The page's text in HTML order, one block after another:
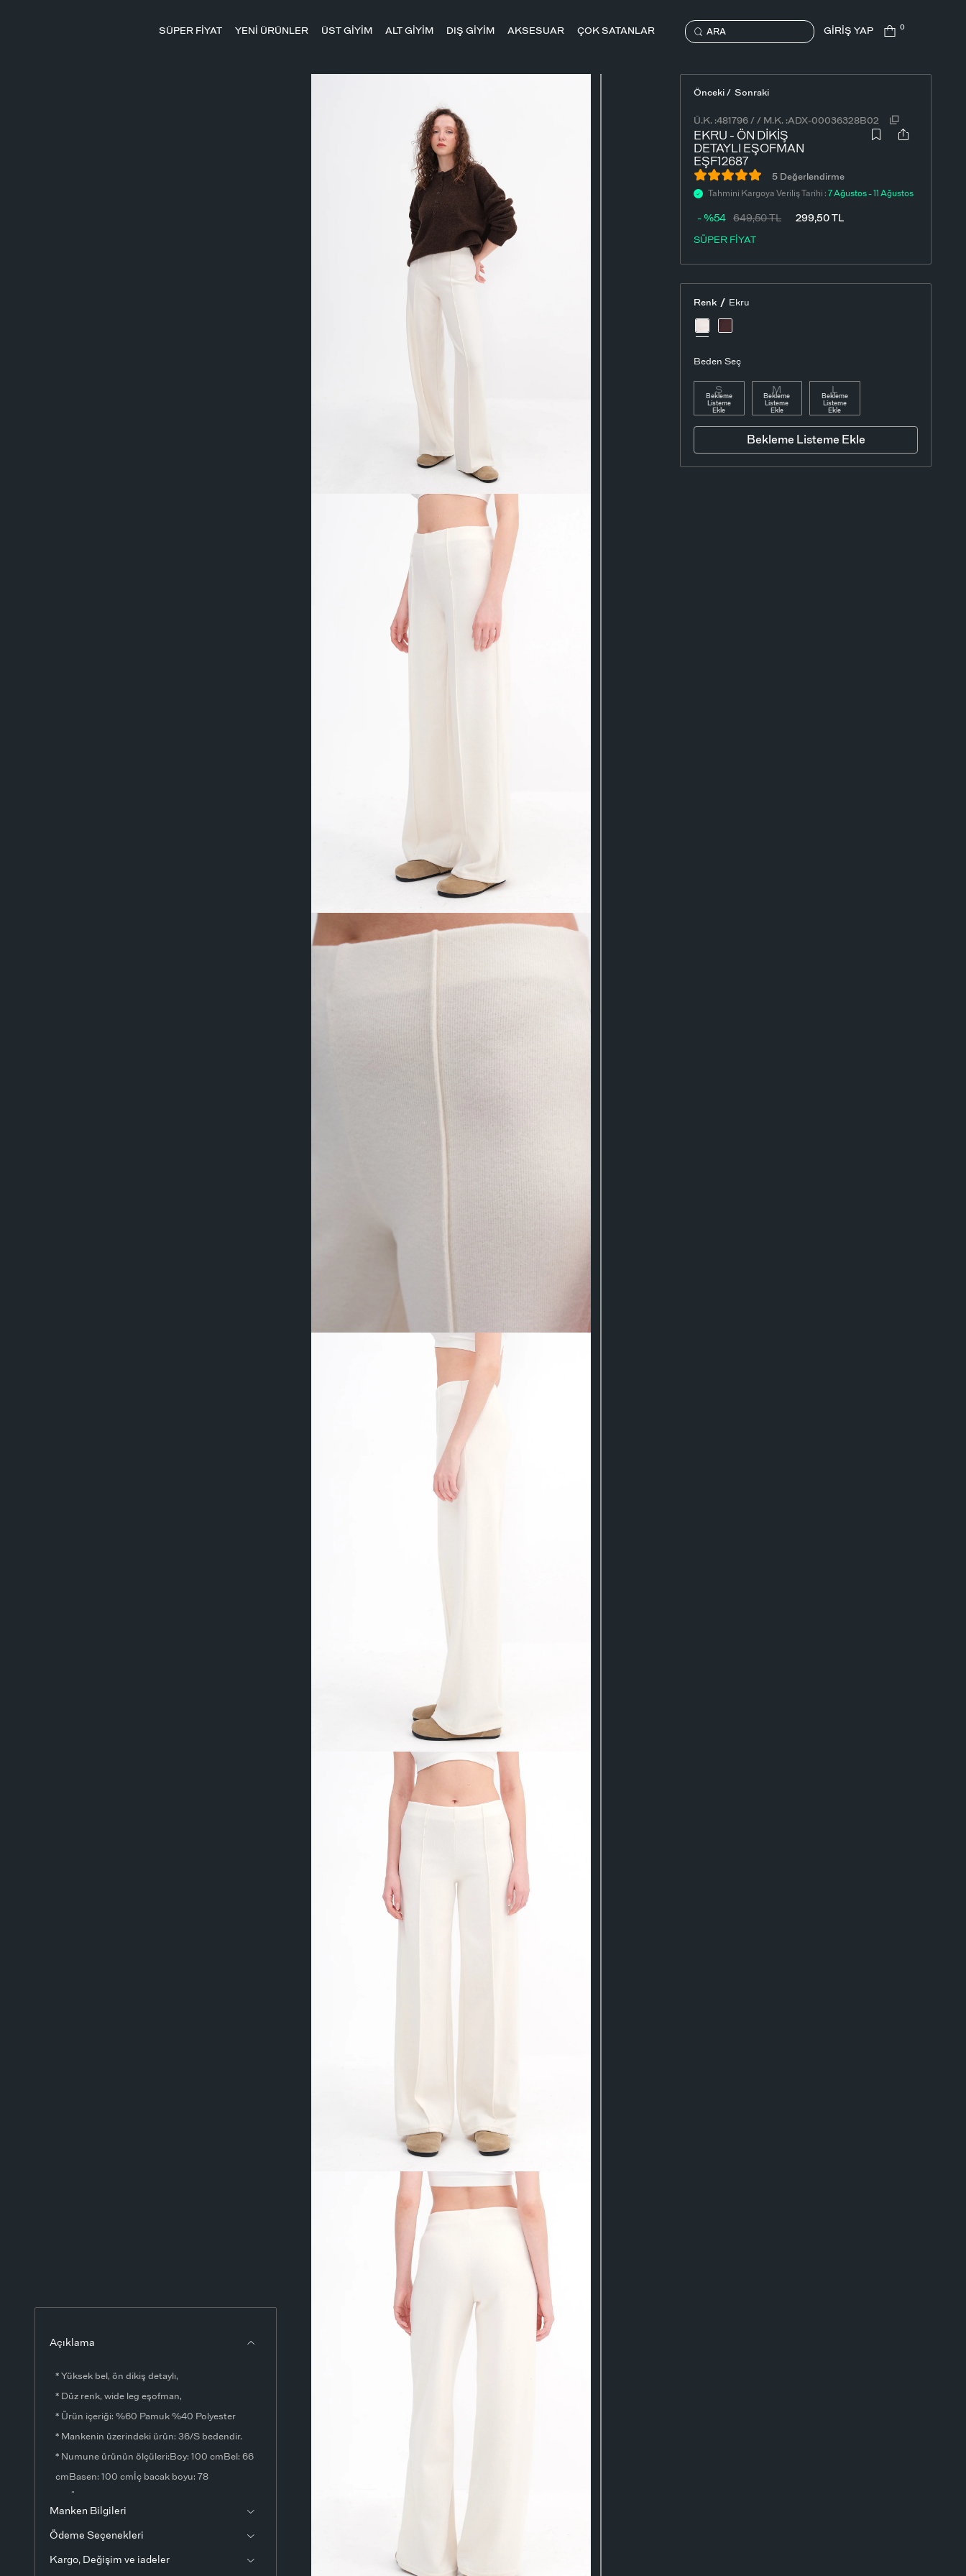
SÜPER FİYAT YENİ ÜRÜNLER ÜST GİYİM ALT GİYİM DIŞ GİYİM AKSESUAR ÇOK SATANLAR ARA GİRİŞ YAP 0
Açıklama
* Yüksek bel, ön dikiş detaylı,
* Düz renk, wide leg eşofman,
* Ürün içeriği: %60 Pamuk %40 Polyester
* Mankenin üzerindeki ürün: 36/S bedendir.
* Numune ürünün ölçüleri:Boy: 100 cmBel: 66
cmBasen: 100 cmİç bacak boyu: 78
* Ürün fotoğrafları stüdyo ortamında
çekilmiştir. Işık ve ekran ayarlarından dolayı
renklerde ton farklılıkları görülebilir.
Manken Bilgileri
Ödeme Seçenekleri
Kargo, Değişim ve iadeler
Önceki / Sonraki
Ü.K. :481796 // M.K. :ADX-00036328B02
EKRU - ÖN DIKIŞ
DETAYLI EŞOFMAN
EŞF12687
5 Değerlendirme
Tahmini Kargoya Veriliş Tarihi :7 Ağustos - 11 Ağustos
SÜPER FİYAT
649,50TL 299,50TL
- %54
Renk / Ekru
Beden Seç
S
Bekleme
Listeme
Ekle
M
Bekleme
Listeme
Ekle
L
Bekleme
Listeme
Ekle
Bekleme Listeme Ekle